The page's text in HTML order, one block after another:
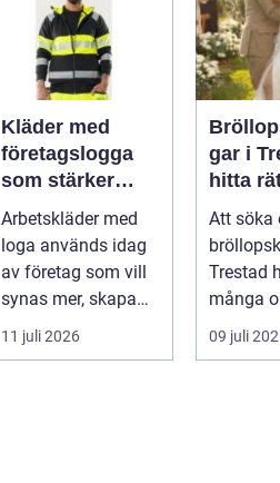
Kläder med
företagslogga
som stärker
varumärket
varje dag
Arbetskläder med
loga används idag
av företag som vill
synas mer, skapa
stolthet inte...
11 juli 2026
gar i
hitta
den
Att söka
Trestad
många
09 juli